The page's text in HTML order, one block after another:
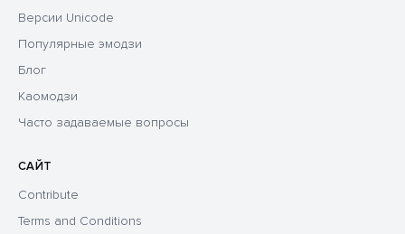
Версии Unicode
Популярные эмодзи
Блог
Каомодзи
Часто задаваемые вопросы
САЙТ
Contribute
Terms and Conditions